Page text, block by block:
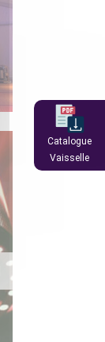
Catalogue
Vaisselle